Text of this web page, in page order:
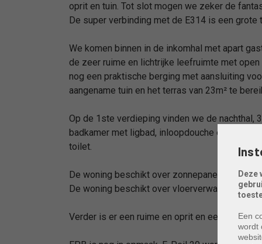
oprit en tuin. Tot slot mogen we zeker de
De super verbinding met de E314 is een grote
We komen binnen in de inkomhal met apart
de zeer ruime en lichtrijke leefruimte met
nog een praktische berging met aansluiting
aangename tuin en het terras van 23m² te
Op de 1ste verdieping vinden we de nachthal,
badkamer met ligbad, inloopdouche en dubbel
toilet.
De woning beschikt over zonnepanelen.
De woning beschikt over vloerverwarming met
Verder is er een ruime en oprit en een
Deze
Een
wordt